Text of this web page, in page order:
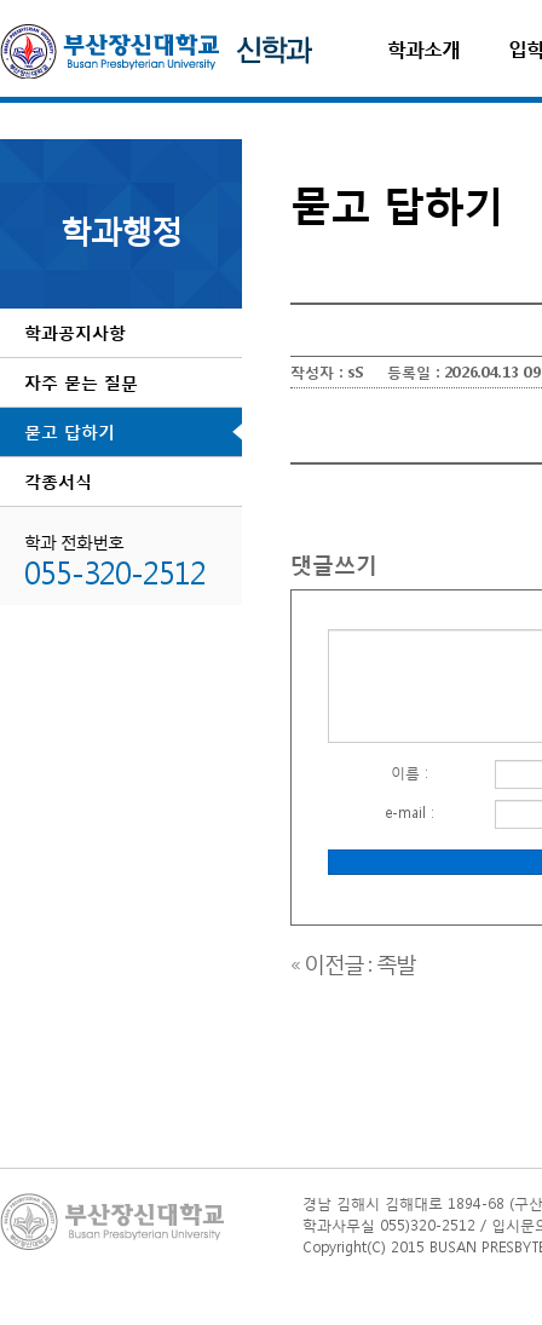
학과소개 입
학과행정
학과공지사항
자주 묻는 질문
묻고 답하기
각종서식
학과 전화번호
055-320-2512
묻고 답하기
작성자 : sS 등록일 : 2026.04.13
댓글쓰기
이름 :
e-mail :
« 이전글 : 족발
경남 김해시 김해대로 1894-68 (구
학과사무실 055)320-2512 / 입시
Copyright(C) 2015 BUSAN